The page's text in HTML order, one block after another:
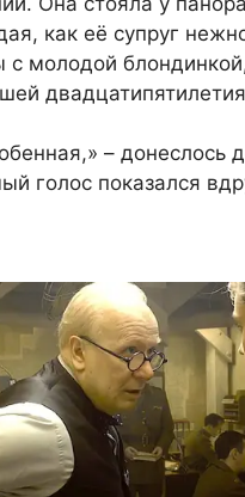
как её супруг
с молодой
– донеслось
голос показался